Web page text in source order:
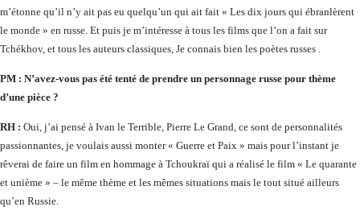
m’étonne qu’il n’y ait pas eu quelqu’un qui ait fait « Les dix jours qui ébranlèrent
le monde » en russe. Et puis je m’intéresse à tous les films que l’on a fait sur
Tchékhov, et tous les auteurs classiques, Je connais bien les poètes russes .
PM : N’avez-vous pas été tenté de prendre un personnage russe pour thème
d’une pièce ?
RH : Oui, j’ai pensé à Ivan le Terrible, Pierre Le Grand, ce sont de personnalités
passionnantes, je voulais aussi monter « Guerre et Paix » mais pour l’instant je
rêverai de faire un film en hommage à Tchoukraï qui a réalisé le film « Le quarante
et unième » – le même thème et les mêmes situations mais le tout situé ailleurs
qu’en Russie.